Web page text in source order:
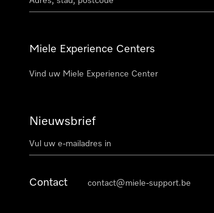
Miele Experience Centers
Vind uw Miele Experience Center
Nieuwsbrief
Contact contact@miele-support.be